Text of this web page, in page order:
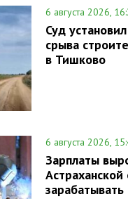
6 августа 2026,
Суд
срыва
в Тишково
6 августа 2026,
Зарплаты
Астраханской